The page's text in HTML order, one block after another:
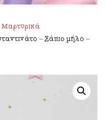
Μαρτυρικά
– Σάπιο μήλο –